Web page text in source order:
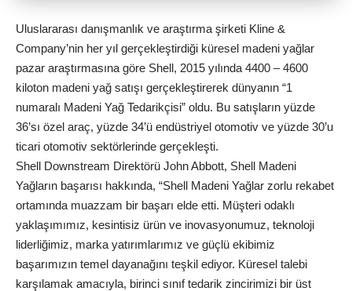
Uluslararası danışmanlık ve araştırma şirketi Kline &
Company’nin her yıl gerçekleştirdiği küresel madeni yağlar
pazar araştırmasına göre Shell, 2015 yılında 4400 – 4600
kiloton madeni yağ satışı gerçekleştirerek dünyanın “1
numaralı Madeni Yağ Tedarikçisi” oldu. Bu satışların yüzde
36’sı özel araç, yüzde 34’ü endüstriyel otomotiv ve yüzde 30’u
ticari otomotiv sektörlerinde gerçekleşti.
Shell Downstream Direktörü John Abbott, Shell Madeni
Yağların başarısı hakkında, “Shell Madeni Yağlar zorlu rekabet
ortamında muazzam bir başarı elde etti. Müşteri odaklı
yaklaşımımız, kesintisiz ürün ve inovasyonumuz, teknoloji
liderliğimiz, marka yatırımlarımız ve güçlü ekibimiz
başarımızın temel dayanağını teşkil ediyor. Küresel talebi
karşılamak amacıyla, birinci sınıf tedarik zincirimizi bir üst